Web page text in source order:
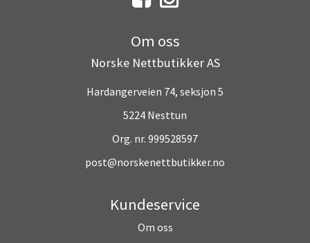
Om oss
Norske Nettbutikker AS
Hardangerveien 74, seksjon 5
5224 Nesttun
Org. nr. 999528597
post@norskenettbutikker.no
Kundeservice
Om oss